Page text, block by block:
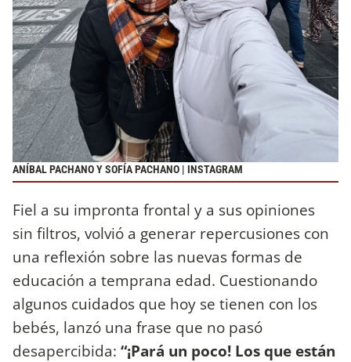
ANÍBAL PACHANO Y SOFÍA PACHANO | INSTAGRAM
Fiel a su impronta frontal y a sus opiniones
sin filtros, volvió a generar repercusiones con
una reflexión sobre las nuevas formas de
educación a temprana edad. Cuestionando
algunos cuidados que hoy se tienen con los
bebés, lanzó una frase que no pasó
desapercibida: “¡Pará un poco! Los que están